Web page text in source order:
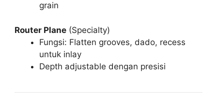
grain
Router Plane (Specialty)
Fungsi: Flatten grooves, dado, recess
untuk inlay
Depth adjustable dengan presisi